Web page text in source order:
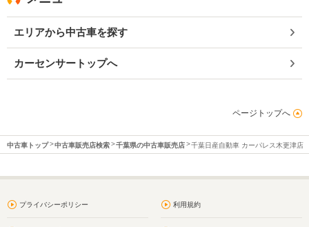
エリアから中古車を探す
カーセンサートップへ
ページトップへ
中古車トップ 中古車販売店検索 千葉県の中古車販売店 千葉日産自動車 カーパレス木更津店
プライバシーポリシー 利用規約